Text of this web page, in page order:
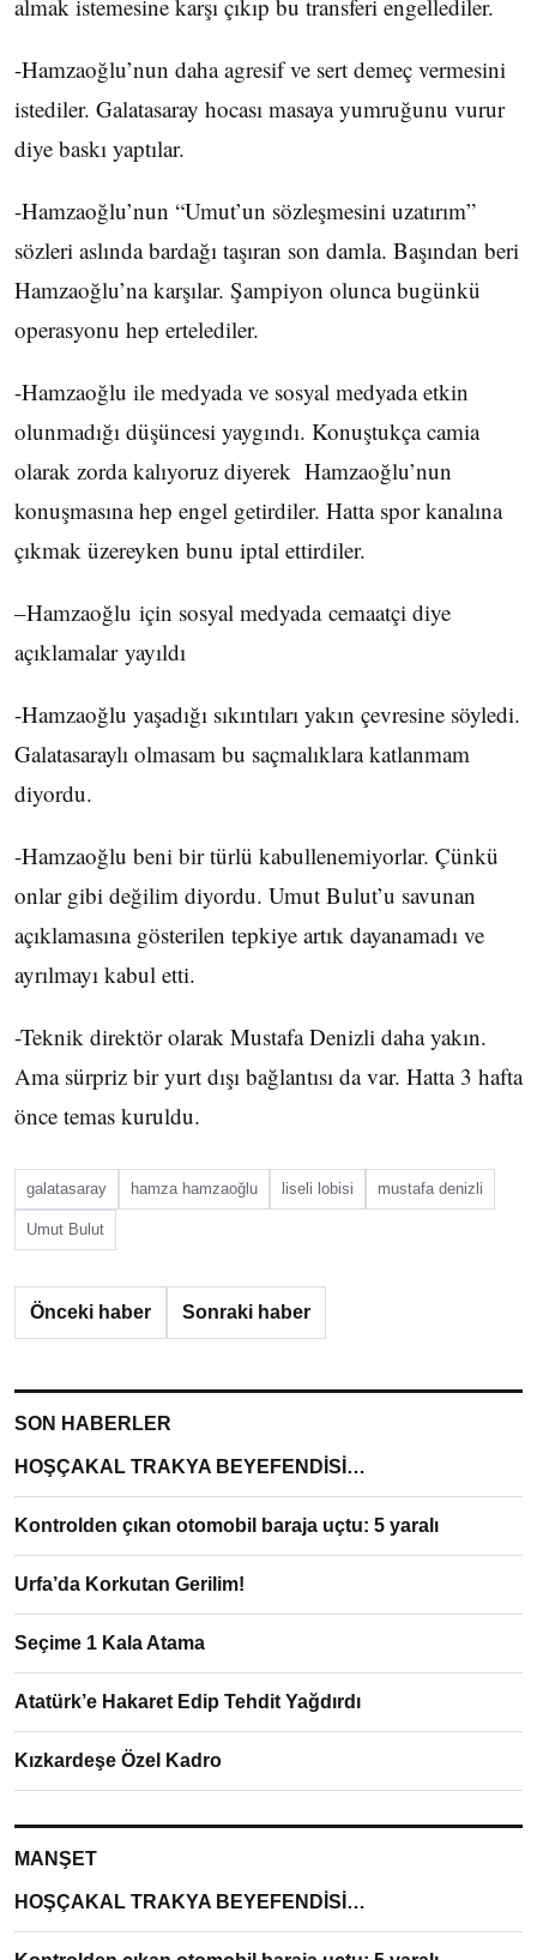
almak istemesine karşı çıkıp bu transferi engellediler.
-Hamzaoğlu’nun daha agresif ve sert demeç vermesini
istediler. Galatasaray hocası masaya yumruğunu vurur
diye baskı yaptılar.
-Hamzaoğlu’nun “Umut’un sözleşmesini uzatırım”
sözleri aslında bardağı taşıran son damla. Başından beri
Hamzaoğlu’na karşılar. Şampiyon olunca bugünkü
operasyonu hep ertelediler.
-Hamzaoğlu ile medyada ve sosyal medyada etkin
olunmadığı düşüncesi yaygındı. Konuştukça camia
olarak zorda kalıyoruz diyerek Hamzaoğlu’nun
konuşmasına hep engel getirdiler. Hatta spor kanalına
çıkmak üzereyken bunu iptal ettirdiler.
–Hamzaoğlu için sosyal medyada cemaatçi diye
açıklamalar yayıldı
-Hamzaoğlu yaşadığı sıkıntıları yakın çevresine söyledi.
Galatasaraylı olmasam bu saçmalıklara katlanmam
diyordu.
-Hamzaoğlu beni bir türlü kabullenemiyorlar. Çünkü
onlar gibi değilim diyordu. Umut Bulut’u savunan
açıklamasına gösterilen tepkiye artık dayanamadı ve
ayrılmayı kabul etti.
-Teknik direktör olarak Mustafa Denizli daha yakın.
Ama sürpriz bir yurt dışı bağlantısı da var. Hatta 3 hafta
önce temas kuruldu.
galatasaray hamza hamzaoğlu liseli lobisi mustafa denizli
Umut Bulut
Önceki haber Sonraki haber
SON HABERLER
HOŞÇAKAL TRAKYA BEYEFENDİSİ…
Kontrolden çıkan otomobil baraja uçtu: 5 yaralı
Urfa’da Korkutan Gerilim!
Seçime 1 Kala Atama
Atatürk’e Hakaret Edip Tehdit Yağdırdı
Kızkardeşe Özel Kadro
MANŞET
HOŞÇAKAL TRAKYA BEYEFENDİSİ…